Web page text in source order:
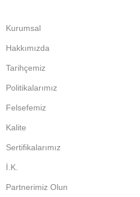
Kurumsal
Hakkımızda
Tarihçemiz
Politikalarımız
Felsefemiz
Kalite
Sertifikalarımız
İ.K.
Partnerimiz Olun